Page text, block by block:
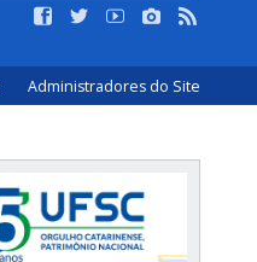
Administradores do Site